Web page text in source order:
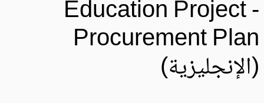
Education Project
Procurement